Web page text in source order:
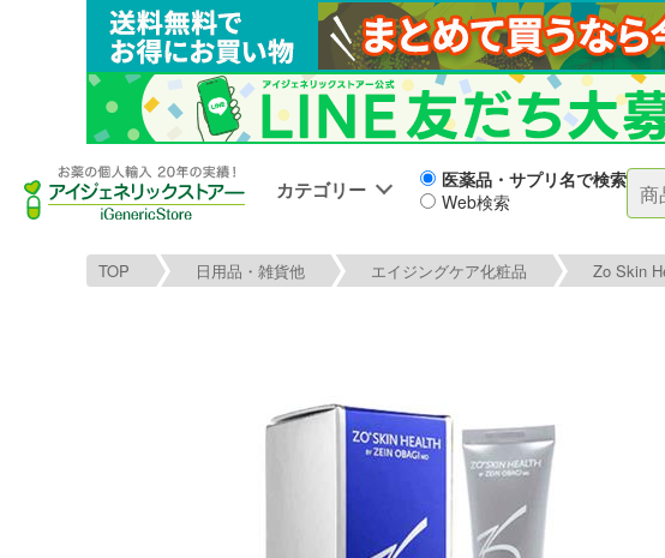
カテゴリー
医薬品・サプリ名で検索
Web検索
TOP 日用品・雑貨他 エイジングケア化粧品 Zo Skin